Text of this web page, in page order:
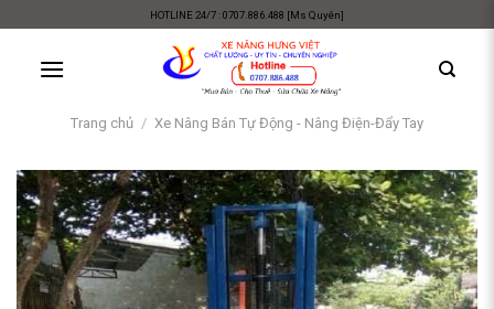
content
HOTLINE 24/7 : 0707.886.488 [Ms Quyên]
Trang chủ / Xe Nâng Bán Tự Động - Nâng Điện-Đẩy Tay